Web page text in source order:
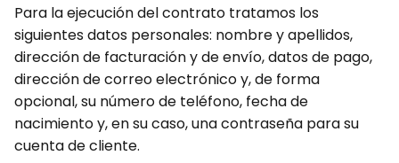
Para la ejecución del contrato tratamos los
siguientes datos personales: nombre y apellidos,
dirección de facturación y de envío, datos de pago,
dirección de correo electrónico y, de forma
opcional, su número de teléfono, fecha de
nacimiento y, en su caso, una contraseña para su
cuenta de cliente.